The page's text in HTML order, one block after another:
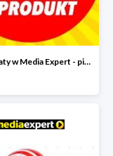
Multirabaty w Media Expert - piąty produkt za 1 zł